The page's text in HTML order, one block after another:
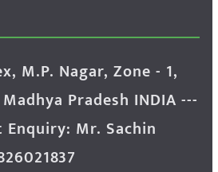
M.P. Nagar, Zone - 1,
Pradesh INDIA ---
Mr. Sachin